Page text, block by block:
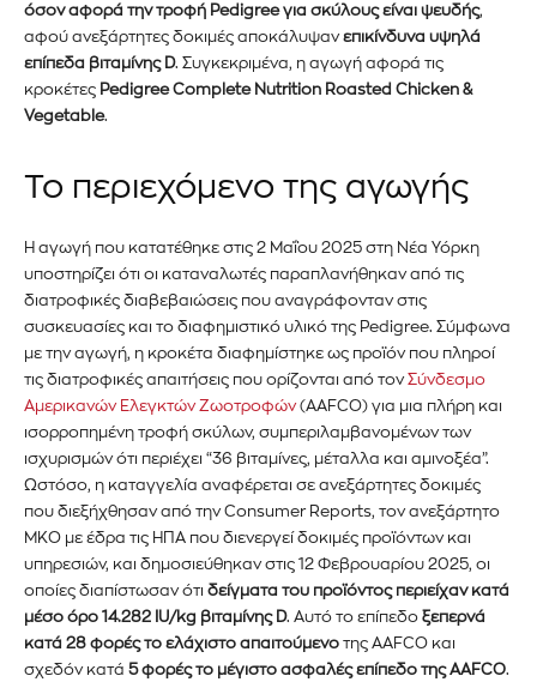
Εγγραφείτε στο Newsletter του
PetshopMarket.gr και
όσον αφορά την τροφή Pedigreeγια σκύλους είναι ψευδής,
αφού ανεξάρτητες δοκιμές αποκάλυψανεπικίνδυνα υψηλά
επίπεδα βιταμίνης D. Συγκεκριμένα, η αγωγή αφορά τις
κροκέτες PedigreeComplete Nutrition Roasted Chicken &
Vegetable.
Το περιεχόμενο της αγωγής
Η αγωγή που κατατέθηκε στις 2 Μαΐου 2025 στη Νέα Υόρκη
υποστηρίζει ότι οι καταναλωτές παραπλανήθηκαν από τις
διατροφικές διαβεβαιώσεις που αναγράφονταν στις
συσκευασίες και το διαφημιστικό υλικό της Pedigree. Σύμφωνα
με την αγωγή, η κροκέτα διαφημίστηκε ως προϊόν που πληροί
τις διατροφικές απαιτήσεις που ορίζονται από τονΣύνδεσμο
Αμερικανών Ελεγκτών Ζωοτροφών(AAFCO) για μια πλήρη και
ισορροπημένη τροφή σκύλων, συμπεριλαμβανομένων των
ισχυρισμών ότι περιέχει “36 βιταμίνες, μέταλλα και αμινοξέα”.
Ωστόσο, η καταγγελία αναφέρεται σε ανεξάρτητες δοκιμές
που διεξήχθησαν από την Consumer Reports, τον ανεξάρτητο
ΜΚΟ με έδρα τις ΗΠΑ που διενεργεί δοκιμές προϊόντων και
υπηρεσιών, και δημοσιεύθηκαν στις 12 Φεβρουαρίου 2025, οι
οποίες διαπίστωσαν ότι δείγματα του προϊόντος περιείχαν κατά
μέσο όρο 14.282 IU/kg βιταμίνης D. Αυτό το επίπεδο ξεπερνά
κατά 28 φορές το ελάχιστο απαιτούμενο της AAFCO και
σχεδόν κατά 5 φορές το μέγιστο ασφαλές επίπεδο της AAFCO.